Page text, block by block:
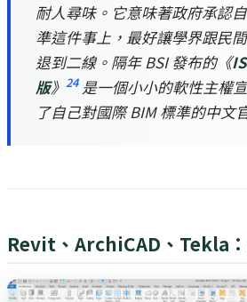
耐人尋味。它意味著政府承認
準這件事上，最好讓學界跟民
退到二線。隔年 BSI 發布的《
版》 24是一個小小的軟性主權
了自己對國際 BIM 標準的中文
Revit、ArchiCAD、Tekla